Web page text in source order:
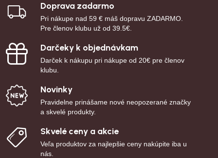
Doprava zadarmo
Pri nákupe nad 59 € máš dopravu ZADARMO.
Pre členov klubu už od 39.5€.
Darčeky k objednávkam
Darček k nákupu pri nákupe od 20€ pre členov
klubu.
Novinky
Pravidelne prinášame nové neopozerané značky
a skvelé produkty.
Skvelé ceny a akcie
Veľa produktov za najlepšie ceny nakúpite iba u
nás.